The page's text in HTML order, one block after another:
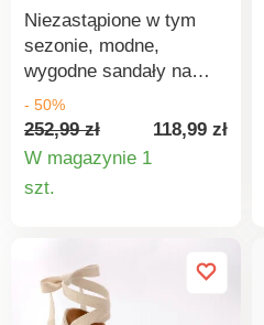
Niezastąpione w tym
sezonie, modne,
wygodne sandały na
klinowym obcasie
zachwycają
zamszowym wyglądem.
Klinowy obcas o
wyglądzie lycry
dyskretną gumką
ułatwia zakładanie i
- 50%
252,99 zł
118,99 zł
W magazynie 1
szt.